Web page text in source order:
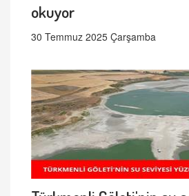
okuyor
30 Temmuz 2025 Çarşamba